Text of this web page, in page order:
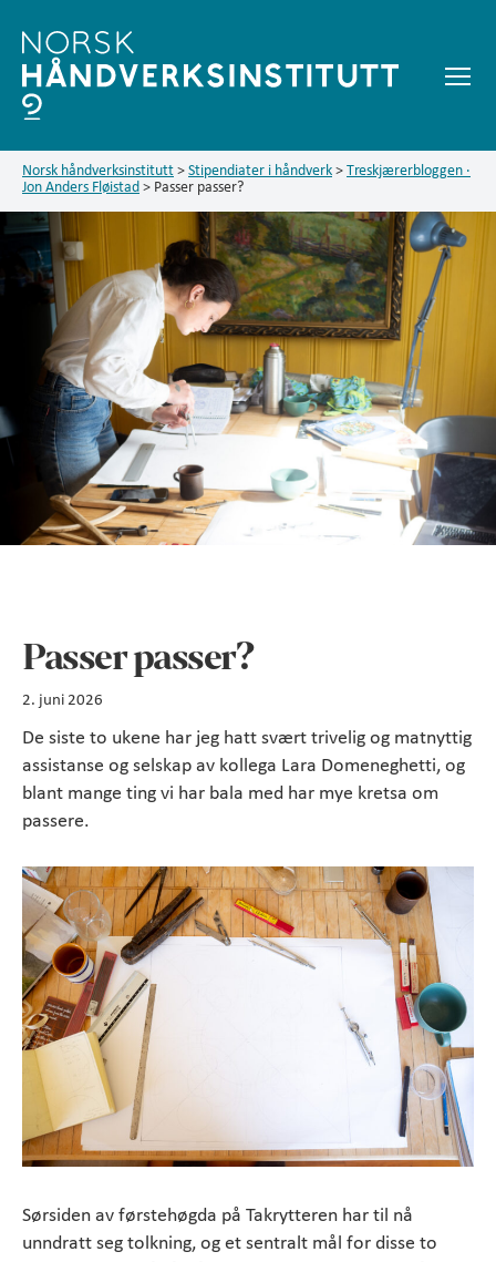
Norsk håndverksinstitutt > Stipendiater i håndverk > Treskjærerbloggen ·
Jon Anders Fløistad > Passer passer?
Passer passer?
2. juni 2026
De siste to ukene har jeg hatt svært trivelig og matnyttig
assistanse og selskap av kollega Lara Domeneghetti, og
blant mange ting vi har bala med har mye kretsa om
passere.
Sørsiden av førstehøgda på Takrytteren har til nå
unndratt seg tolkning, og et sentralt mål for disse to